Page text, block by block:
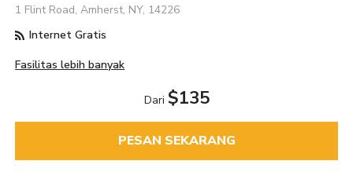
1 Flint Road, Amherst, NY, 14226
Internet Gratis
Fasilitas lebih banyak
Dari $135
PESAN SEKARANG